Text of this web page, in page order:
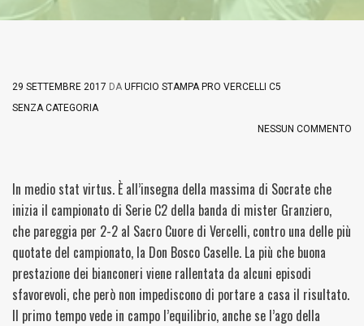
29 SETTEMBRE 2017 DA UFFICIO STAMPA PRO VERCELLI C5
SENZA CATEGORIA
NESSUN COMMENTO
In medio stat virtus. È all’insegna della massima di Socrate che
inizia il campionato di Serie C2 della banda di mister Granziero,
che pareggia per 2-2 al Sacro Cuore di Vercelli, contro una delle più
quotate del campionato, la Don Bosco Caselle. La più che buona
prestazione dei bianconeri viene rallentata da alcuni episodi
sfavorevoli, che però non impediscono di portare a casa il risultato.
Il primo tempo vede in campo l’equilibrio, anche se l’ago della